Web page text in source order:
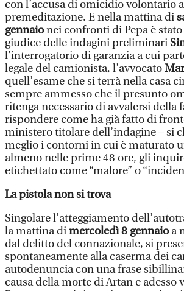
con l’accusa di omicidio volontario
premeditazione. E nella mattina di
gennaionei confronti di Pepa è
giudice delle indagini preliminari
l’interrogatorio di garanzia a cui
legale del camionista, l’avvocato
quell’esame che si terrà nella casa
sempre ammesso che il presunto
ritenga necessario di avvalersi della
rispondere come ha già fatto di
ministero titolare dell’indagine – si
meglio i contorni in cui è maturato
almeno nelle prime 48 ore, gli
etichettato come “malore” o
La pistola non si trova
Singolare l’atteggiamento
la mattina dimercoledì 8 gennaioa
dal delitto del connazionale, si
spontaneamente alla caserma dei
autodenuncia con una frase
causa della morte di Artan e adesso